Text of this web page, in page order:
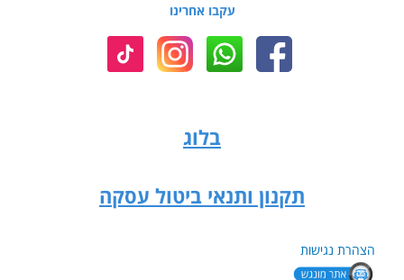
עקבו אחרינו
בלוג
תקנון ותנאי ביטול עסקה
הצהרת נגישות